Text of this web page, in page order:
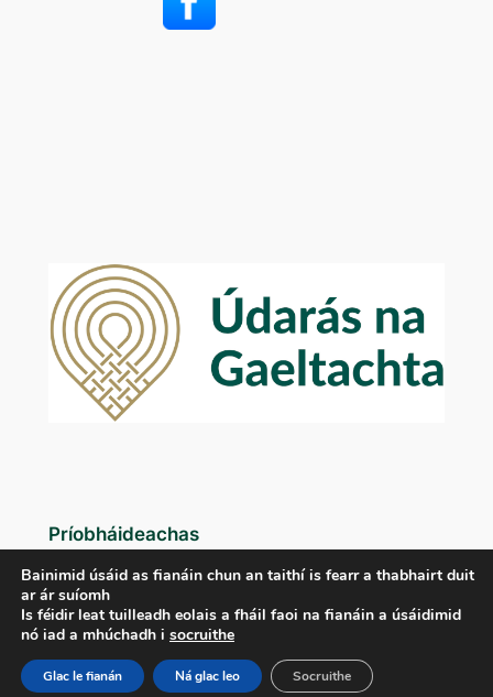
Príobháideachas
Beartas Príobháideachais
Téarmaí agus Coinníollacha
Déan Teagmháil Linn
Bainimid úsáid as fianáin chun an taithí is fearr a thabhairt duit
ar ár suíomh
Is féidir leat tuilleadh eolais a fháil faoi na fianáin a úsáidimid
nó iad a mhúchadh i socruithe
Glac le fianán Ná glac leo Socruithe